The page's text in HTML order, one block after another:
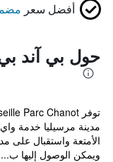
أفضل سعر
حول بي آند
مدينة مرسيليا خدمة
الأمتعة واستقبال على
ويمكن الوصول إليها ب...